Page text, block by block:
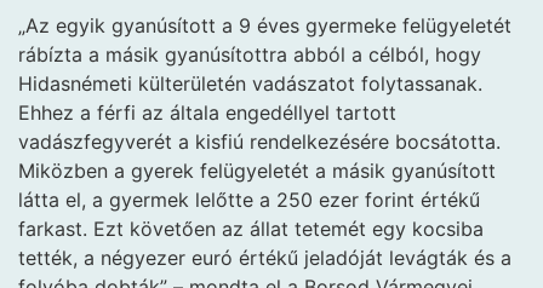
„Az egyik gyanúsított a 9 éves gyermeke felügyeletét
rábízta a másik gyanúsítottra abból a célból, hogy
Hidasnémeti külterületén vadászatot folytassanak.
Ehhez a férfi az általa engedéllyel tartott
vadászfegyverét a kisfiú rendelkezésére bocsátotta.
Miközben a gyerek felügyeletét a másik gyanúsított
látta el, a gyermek lelőtte a 250 ezer forint értékű
farkast. Ezt követően az állat tetemét egy kocsiba
tették, a négyezer euró értékű jeladóját levágták és a